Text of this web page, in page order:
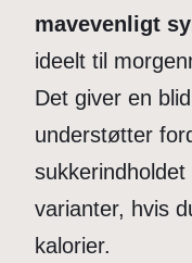
mavevenligt
ideelt til
Det giver en
understøtter
varianter, hvis
kalorier.